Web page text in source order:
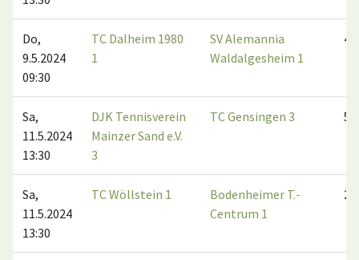
Do,
9.5.2024
09:30
TC Dalheim 1980
1
SV Alemannia
Waldalgesheim 1
4:2
Sa,
11.5.2024
13:30
DJK Tennisverein
Mainzer Sand e.V.
3
TC Gensingen 3 5:1
Sa,
11.5.2024
13:30
TC Wöllstein 1
Bodenheimer T.-
Centrum 1
2:4